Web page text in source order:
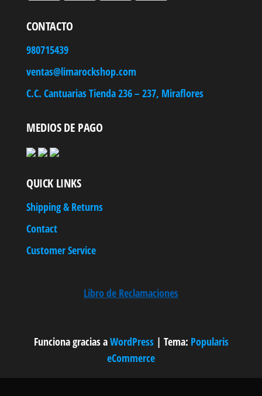
CONTACTO
980715439
ventas@limarockshop.com
C.C. Cantuarias Tienda 236 – 237, Miraflores
MEDIOS DE PAGO
QUICK LINKS
Shipping & Returns
Contact
Customer Service
Libro de Reclamaciones
Funciona gracias aWordPress | Tema: Popularis
eCommerce